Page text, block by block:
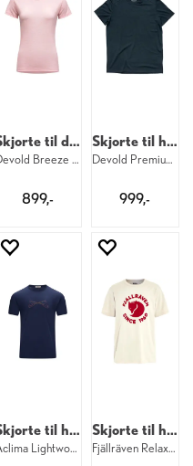
Skjorte til dame
Devold Breeze Merino Tee W 150
899,-
Skjorte til herre
Devold Premium Tee M 284
999,-
Skjorte til herre
Aclima Lightwool 140 Tee Oars M 232
Skjorte til herre
Fjällräven Relaxed Tee M 113